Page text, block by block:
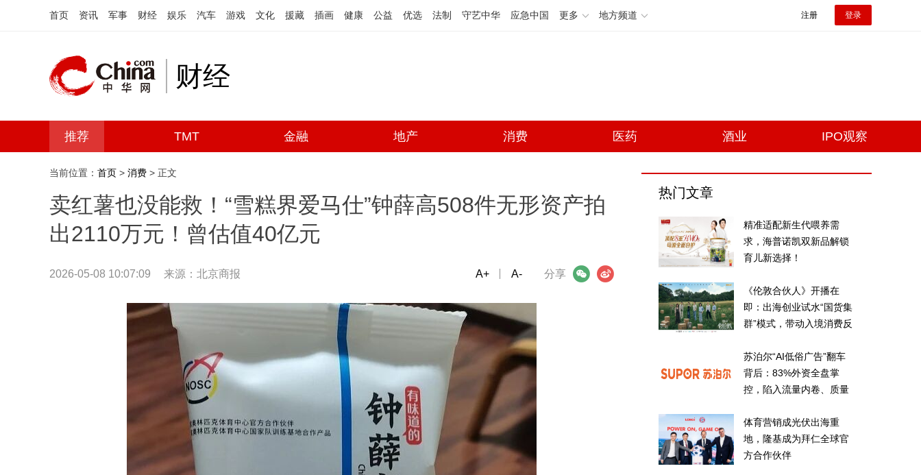
首页 资讯 军事 财经 娱乐 汽车 游戏 文化 援藏 插画 健康 公益 优选 法制 守艺中华 应急中国 更多 地方频道 注册 登录
财经
推荐 TMT 金融 地产 消费 医药 酒业 IPO观察
当前位置： 首页 > 消费 > 正文
卖红薯也没能救！“雪糕界爱马仕”钟薛高508件无形资产拍
出2110万元！曾估值40亿元
2026-05-08 10:07:09 来源：北京商报 分享
微信 微博
A+ A-
热门文章
精准适配新生代喂养需
求，海普诺凯双新品解锁
育儿新选择！
《伦敦合伙人》开播在
即：出海创业试水“国货集
群”模式，带动入境消费反
苏泊尔“AI低俗广告”翻车
背后：83%外资全盘掌
控，陷入流量内卷、质量
体育营销成光伏出海重
地，隆基成为拜仁全球官
方合作伙伴